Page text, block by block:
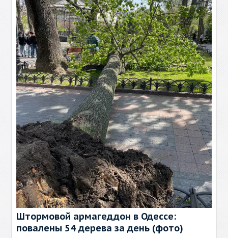
Штормовой армагеддон в Одессе:
повалены 54 дерева за день (фото)